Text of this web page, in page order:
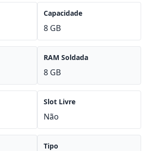
Capacidade
8 GB
RAM Soldada
8 GB
Slot Livre
Não
Tipo